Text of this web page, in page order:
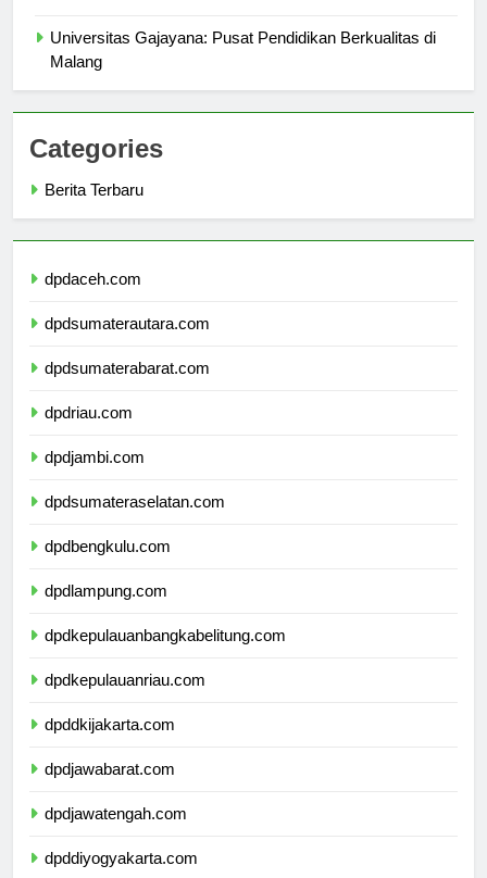
Universitas Gajayana: Pusat Pendidikan Berkualitas di
Categories